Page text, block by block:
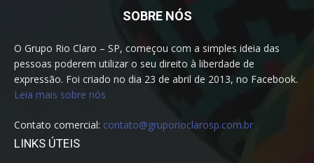
SOBRE NÓS
O Grupo Rio Claro – SP, começou com a simples ideia das
pessoas poderem utilizar o seu direito à liberdade de
expressão. Foi criado no dia 23 de abril de 2013, no Facebook.
Leia mais sobre nós
Contato comercial: contato@gruporioclarosp.com.br
LINKS ÚTEIS